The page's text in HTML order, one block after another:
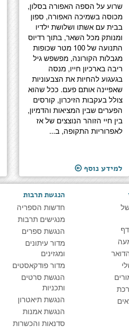
שרוע על הספה האפורה בסלון,
מכוסה בשמיכה האפורה, ספון
בבית עם אשתו ושלושת ילדיו
ומנותק מכל השאר, בתוך רדיוס
התנועה של 100 מטר שכופות
מגבלות הקורונה, מפשפש גיל
ריבה בארכיון חייו, מנסה
בגעגוע להחיות את הצבעוניות
שאפיינה אותם פעם. ככל שהוא
צולל בעקבות הזיכרון, קורסים
הפערים שבין המציאות והדמיון,
בין חיי הזוהר הנוצצים של אז
לאפרוריות התקופה, ב...
למידע נוסף
הנגשת תרבות
חדשות הספריה
מנגישים תרבות
הנגשת ספרים
מדור עיתונים
ומגזינים
מדור פודקאסטים
הנגשת סרטים
ותכניות
הנגשת תיאטרון
הנגשת אמנות
סדנאות והכשרות